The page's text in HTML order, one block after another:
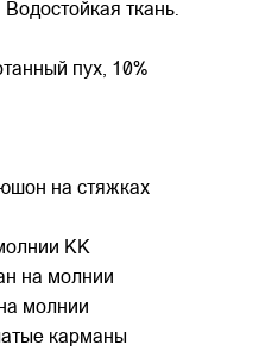
ткань.
пух, 10%
на стяжках
KK
на молнии
молнии
карманы